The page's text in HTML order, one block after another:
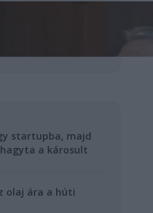
startupba, majd
a károsult
olaj ára a húti